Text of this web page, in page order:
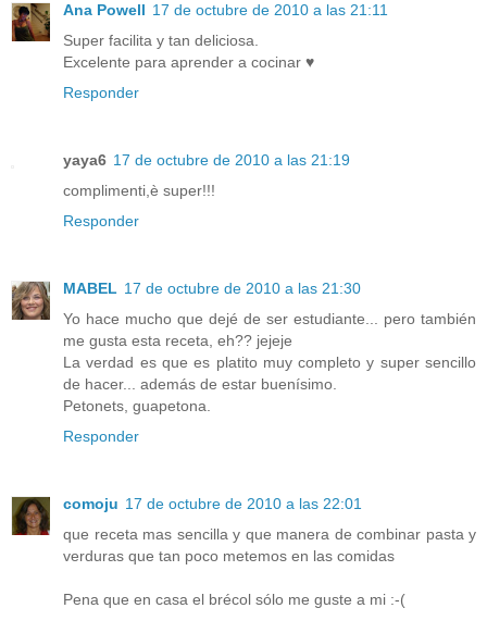
Ana Powell 17 de octubre de 2010 a las 21:11
Super facilita y tan deliciosa.
Excelente para aprender a cocinar ♥
Responder
yaya6 17 de octubre de 2010 a las 21:19
complimenti,è super!!!
Responder
MABEL 17 de octubre de 2010 a las 21:30
Yo hace mucho que dejé de ser estudiante... pero también
me gusta esta receta, eh?? jejeje
La verdad es que es platito muy completo y super sencillo
de hacer... además de estar buenísimo.
Petonets, guapetona.
Responder
comoju 17 de octubre de 2010 a las 22:01
que receta mas sencilla y que manera de combinar pasta y
verduras que tan poco metemos en las comidas
Pena que en casa el brécol sólo me guste a mi :-(